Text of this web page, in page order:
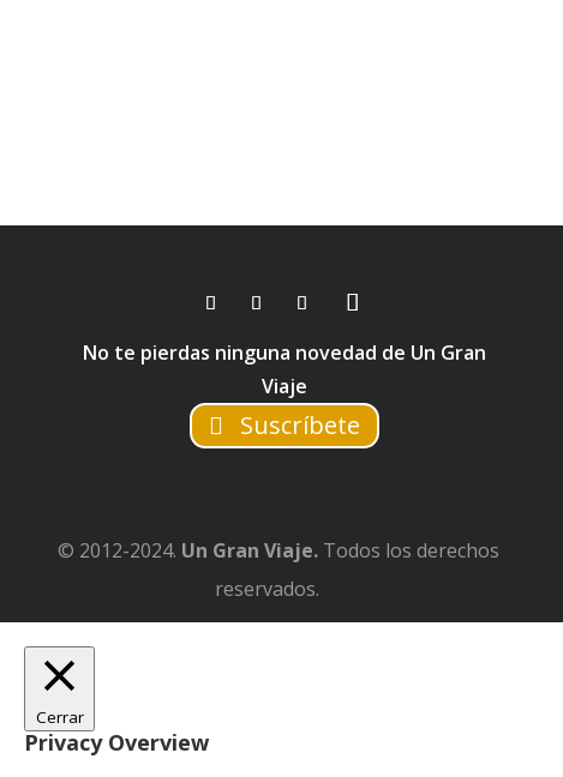
No te pierdas ninguna novedad de Un Gran
Viaje
Suscríbete
© 2012-2024. Un Gran Viaje. Todos los derechos
reservados.
Cerrar
Privacy Overview